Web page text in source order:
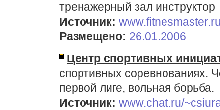
тренажерный зал инструктор
Источник:
Размещено: 26.01.2006
Центр спортивных
спортивных соревнованиях.
первой лиге, вольная борьба.
Источник: www.chat.ru/